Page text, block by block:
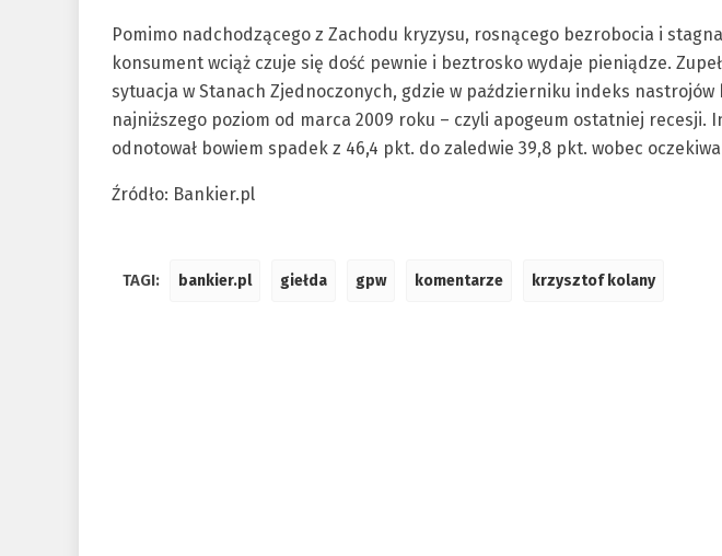
Pomimo nadchodzącego z Zachodu kryzysu, rosnącego bezrobocia i
konsument wciąż czuje się dość pewnie i beztrosko wydaje pieniądze.
sytuacja w Stanach Zjednoczonych, gdzie w październiku indeks nastrojów
najniższego poziom od marca 2009 roku – czyli apogeum ostatniej recesji.
odnotował bowiem spadek z 46,4 pkt. do zaledwie 39,8 pkt. wobec
Źródło: Bankier.pl
TAGI: bankier.pl giełda gpw komentarze krzysztof kolany